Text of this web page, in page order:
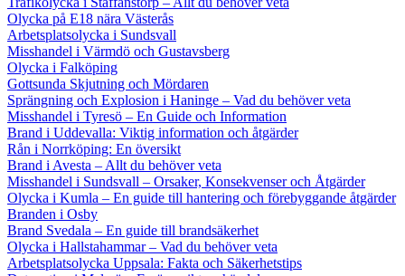
Olycka på E18 nära Västerås
Arbetsplatsolycka i Sundsvall
Misshandel i Värmdö och Gustavsberg
Olycka i Falköping
Gottsunda Skjutning och Mördaren
Sprängning och Explosion i Haninge – Vad du behöver veta
Misshandel i Tyresö – En Guide och Information
Brand i Uddevalla: Viktig information och åtgärder
Rån i Norrköping: En översikt
Brand i Avesta – Allt du behöver veta
Misshandel i Sundsvall – Orsaker, Konsekvenser och Åtgärder
Olycka i Kumla – En guide till hantering och förebyggande åtgärder
Branden i Osby
Brand Svedala – En guide till brandsäkerhet
Olycka i Hallstahammar – Vad du behöver veta
Arbetsplatsolycka Uppsala: Fakta och Säkerhetstips